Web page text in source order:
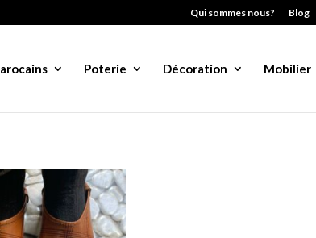
Qui sommes nous? Blog
Poterie Décoration Mobilier